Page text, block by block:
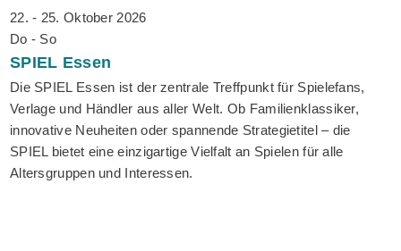
22. - 25. Oktober 2026
Do - So
SPIEL Essen
Die SPIEL Essen ist der zentrale Treffpunkt für Spielefans,
Verlage und Händler aus aller Welt. Ob Familienklassiker,
innovative Neuheiten oder spannende Strategietitel – die
SPIEL bietet eine einzigartige Vielfalt an Spielen für alle
Altersgruppen und Interessen.